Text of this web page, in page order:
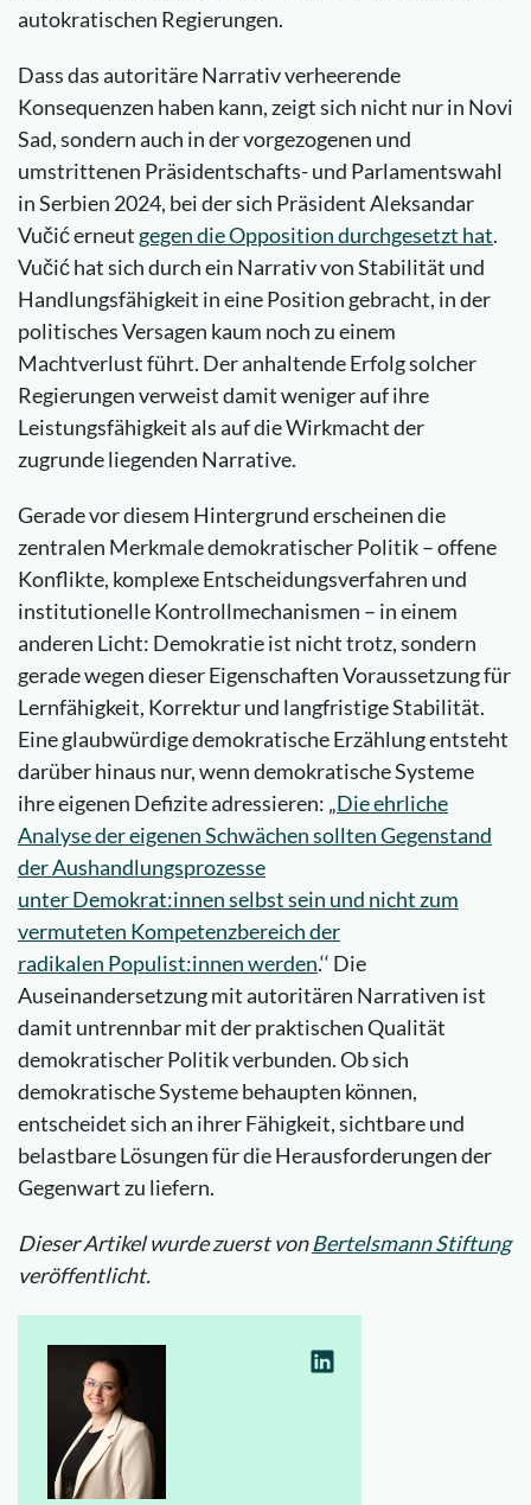
autokratischen Regierungen.
Dass das autoritäre Narrativ verheerende
Konsequenzen haben kann, zeigt sich nicht nur in Novi
Sad, sondern auch in der vorgezogenen und
umstrittenen Präsidentschafts- und Parlamentswahl
in Serbien 2024, bei der sich Präsident Aleksandar
Vučić erneut gegen die Opposition durchgesetzt hat.
Vučić hat sich durch ein Narrativ von Stabilität und
Handlungsfähigkeit in eine Position gebracht, in der
politisches Versagen kaum noch zu einem
Machtverlust führt. Der anhaltende Erfolg solcher
Regierungen verweist damit weniger auf ihre
Leistungsfähigkeit als auf die Wirkmacht der
zugrunde liegenden Narrative.
Gerade vor diesem Hintergrund erscheinen die
zentralen Merkmale demokratischer Politik – offene
Konflikte, komplexe Entscheidungsverfahren und
institutionelle Kontrollmechanismen – in einem
anderen Licht: Demokratie ist nicht trotz, sondern
gerade wegen dieser Eigenschaften Voraussetzung für
Lernfähigkeit, Korrektur und langfristige Stabilität.
Eine glaubwürdige demokratische Erzählung entsteht
darüber hinaus nur, wenn demokratische Systeme
ihre eigenen Defizite adressieren: „Die ehrliche
Analyse der eigenen Schwächen sollten Gegenstand
der Aushandlungsprozesse
unter Demokrat:innen selbst sein und nicht zum
vermuteten Kompetenzbereich der
radikalen Populist:innen werden.‘‘ Die
Auseinandersetzung mit autoritären Narrativen ist
damit untrennbar mit der praktischen Qualität
demokratischer Politik verbunden. Ob sich
demokratische Systeme behaupten können,
entscheidet sich an ihrer Fähigkeit, sichtbare und
belastbare Lösungen für die Herausforderungen der
Gegenwart zu liefern.
Dieser Artikel wurde zuerst vonBertelsmann Stiftung
veröffentlicht.